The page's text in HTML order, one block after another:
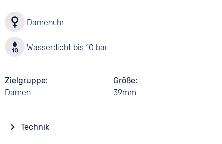
Damenuhr
Wasserdicht bis 10 bar
Zielgruppe
Damen
Größe
39mm
Technik